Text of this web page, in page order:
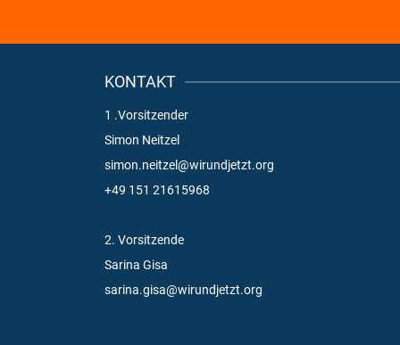
KONTAKT
1 .Vorsitzender
Simon Neitzel
simon.neitzel@wirundjetzt.org
+49 151 21615968
2. Vorsitzende
Sarina Gisa
sarina.gisa@wirundjetzt.org